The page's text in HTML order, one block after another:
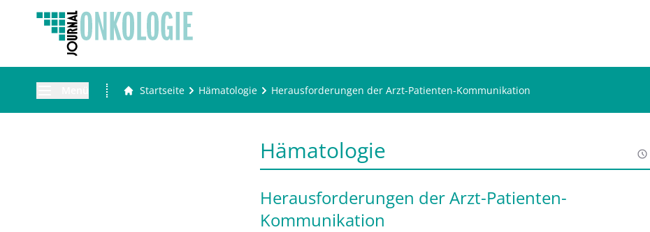
Startseite Hämatologie Herausforderungen der Arzt-Patienten-Kommunikation
Hämatologie
Herausforderungen der Arzt-Patienten-
Kommunikation